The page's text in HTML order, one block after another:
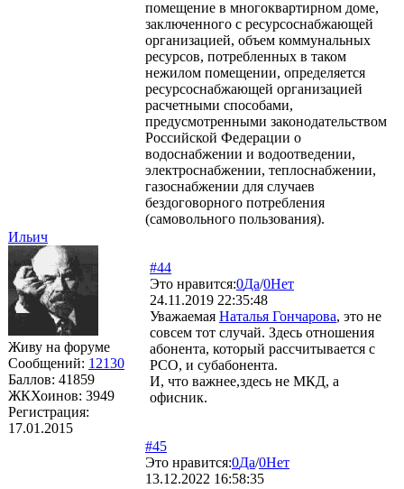
помещение в многоквартирном доме,
заключенного с ресурсоснабжающей
организацией, объем коммунальных
ресурсов, потребленных в таком
нежилом помещении, определяется
ресурсоснабжающей организацией
расчетными способами,
предусмотренными законодательством
Российской Федерации о
водоснабжении и водоотведении,
электроснабжении, теплоснабжении,
газоснабжении для случаев
бездоговорного потребления
(самовольного пользования).
Ильич
Живу на форуме
Сообщений: 12130
Баллов: 41859
ЖКХоинов: 3949
Регистрация:
17.01.2015
#44
Это нравится:0Да/0Нет
24.11.2019 22:35:48
Уважаемая Наталья Гончарова, это не
совсем тот случай. Здесь отношения
абонента, который рассчитывается с
РСО, и субабонента.
И, что важнее,здесь не МКД, а
офисник.
#45
Это нравится:0Да/0Нет
13.12.2022 16:58:35